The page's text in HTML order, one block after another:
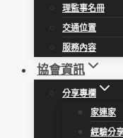
理監事名冊
交通位置
服務內容
協會資訊
分享專欄
家連家
經驗分